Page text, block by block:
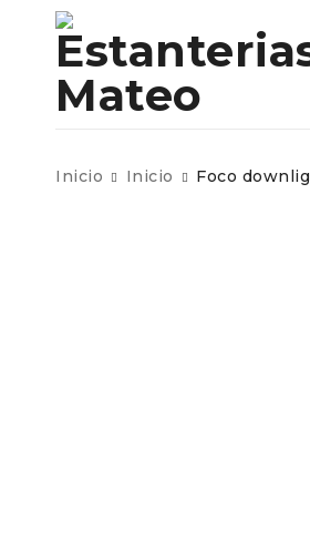
Inicio Inicio Foco